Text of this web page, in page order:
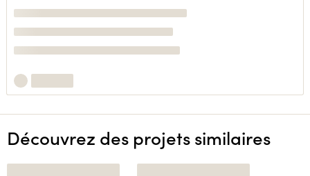
Découvrez des projets similaires